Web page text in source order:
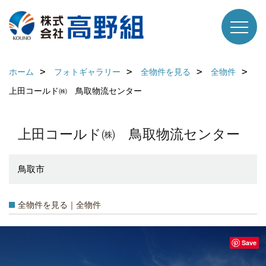
ホーム フォトギャラリー 全物件を見る
全物件
上田コールド㈱ 鳥取物流センター
上田コールド㈱ 鳥取物流センター
鳥取市
全物件を見る｜全物件
Save